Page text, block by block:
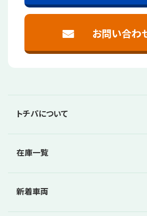
お問い合わ
トチパについて
在庫一覧
新着車両